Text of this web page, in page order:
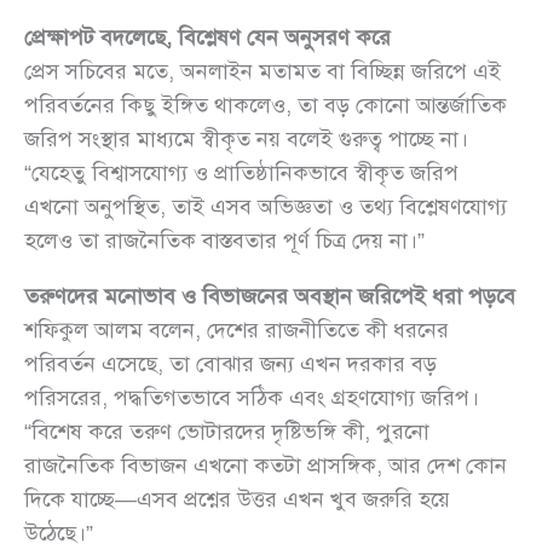
প্রেক্ষাপট বদলেছে, বিশ্লেষণ যেন অনুসরণ করে
প্রেস সচিবের মতে, অনলাইন মতামত বা বিচ্ছিন্ন জরিপে এই
পরিবর্তনের কিছু ইঙ্গিত থাকলেও, তা বড় কোনো আন্তর্জাতিক
জরিপ সংস্থার মাধ্যমে স্বীকৃত নয় বলেই গুরুত্ব পাচ্ছে না।
“যেহেতু বিশ্বাসযোগ্য ও প্রাতিষ্ঠানিকভাবে স্বীকৃত জরিপ
এখনো অনুপস্থিত, তাই এসব অভিজ্ঞতা ও তথ্য বিশ্লেষণযোগ্য
হলেও তা রাজনৈতিক বাস্তবতার পূর্ণ চিত্র দেয় না।”
তরুণদের মনোভাব ও বিভাজনের অবস্থান জরিপেই ধরা পড়বে
শফিকুল আলম বলেন, দেশের রাজনীতিতে কী ধরনের
পরিবর্তন এসেছে, তা বোঝার জন্য এখন দরকার বড়
পরিসরের, পদ্ধতিগতভাবে সঠিক এবং গ্রহণযোগ্য জরিপ।
“বিশেষ করে তরুণ ভোটারদের দৃষ্টিভঙ্গি কী, পুরনো
রাজনৈতিক বিভাজন এখনো কতটা প্রাসঙ্গিক, আর দেশ কোন
দিকে যাচ্ছে—এসব প্রশ্নের উত্তর এখন খুব জরুরি হয়ে
উঠেছে।”